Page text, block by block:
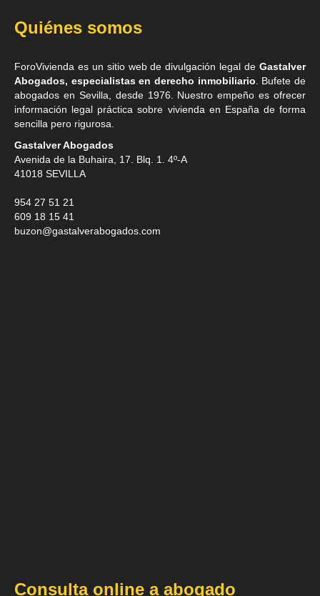
Quiénes somos
ForoVivienda es un sitio web de divulgación legal de Gastalver
Abogados, especialistas en derecho inmobiliario . Bufete de
abogados en Sevilla , desde 1976. Nuestro empeño es ofrecer
información legal práctica sobre vivienda en España de forma
sencilla pero rigurosa.
Gastalver Abogados
Avenida de la Buhaira, 17. Blq. 1. 4º-A
41018 SEVILLA
954 27 51 21
609 18 15 41
buzon@gastalverabogados.com
Consulta online a abogado